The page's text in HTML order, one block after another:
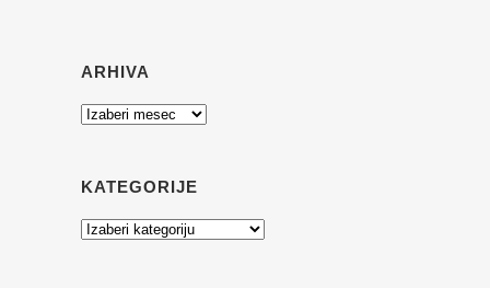
ARHIVA
Arhiva
KATEGORIJE
Kategorije